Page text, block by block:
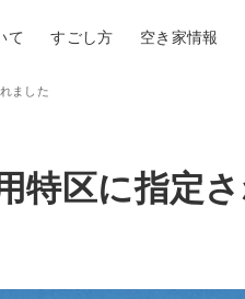
て すごし方 空き家情報
ました
特区に指定